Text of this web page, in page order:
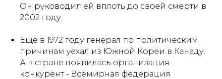
Он руководил ей вплоть до своей смерти в
2002 году.
Ещё в 1972 году генерал по политическим
причинам уехал из Южной Кореи в Канаду.
А в стране появилась организация-
конкурент - Всемирная федерация